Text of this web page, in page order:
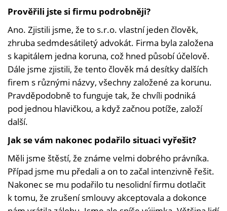
Prověřili jste si firmu podrobněji?
Ano. Zjistili jsme, že to s.r.o. vlastní jeden člověk,
zhruba sedmdesátiletý advokát. Firma byla založena
s kapitálem jedna koruna, což hned působí účelově.
Dále jsme zjistili, že tento člověk má desítky dalších
firem s různými názvy, všechny založené za korunu.
Pravděpodobně to funguje tak, že chvíli podniká
pod jednou hlavičkou, a když začnou potíže, založí
další.
Jak se vám nakonec podařilo situaci vyřešit?
Měli jsme štěstí, že známe velmi dobrého právníka.
Případ jsme mu předali a on to začal intenzivně řešit.
Nakonec se mu podařilo tu nesolidní firmu dotlačit
k tomu, že zrušení smlouvy akceptovala a dokonce